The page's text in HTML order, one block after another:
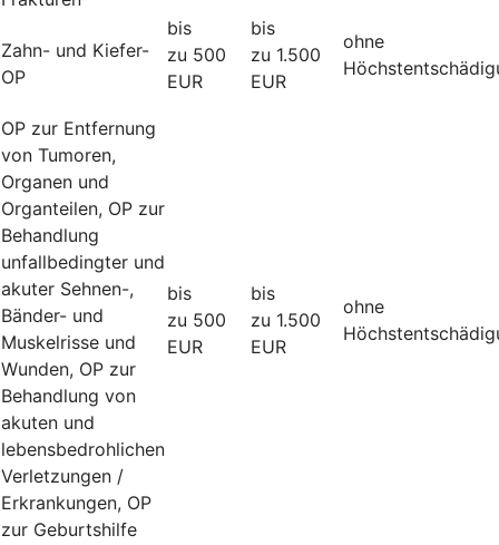
Zahn- und Kiefer-
OP
bis
zu 500
EUR
bis
zu 1.500
EUR
ohne
OP zur Entfernung
von Tumoren,
Organen und
Organteilen, OP zur
Behandlung
unfallbedingter und
akuter Sehnen-,
Bänder- und
Muskelrisse und
Wunden, OP zur
Behandlung von
akuten und
lebensbedrohlichen
Verletzungen /
Erkrankungen, OP
zur Geburtshilfe
bis
zu 500
EUR
bis
zu 1.500
EUR
ohne